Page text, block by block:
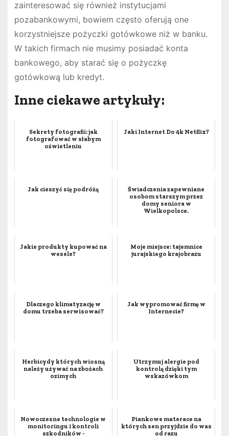
zainteresować się również instytucjami
pozabankowymi, bowiem często oferują one
korzystniejsze pożyczki gotówkowe niż w banku.
W takich firmach nie musimy posiadać konta
bankowego, aby starać się o pożyczkę
gotówkową lub kredyt.
Inne ciekawe artykuły:
Sekrety fotografii: jak
fotografować w słabym
oświetleniu
Jaki Internet Do 4k Netflix?
Jak cieszyć się podróżą
Świadczenia zapewniane
osobom starszym przez
domy seniora w
Wielkopolsce.
Jakie produkty kupować na
wesele?
Moje miejsce: tajemnice
jurajskiego krajobrazu
Dlaczego klimatyzację w
domu trzeba serwisować?
Jak wypromować firmę w
Internecie?
Herbicydy których wiosną
należy używać na zbożach
ozimych
Utrzymuj alergie pod
kontrolą dzięki tym
wskazówkom
Nowoczesne technologie w
monitoringu i kontroli
szkodników -
Piankowe materace na
których sen przyjdzie do was
od razu